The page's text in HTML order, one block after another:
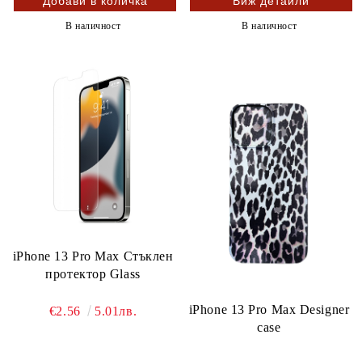
В наличност В наличност
iPhone 13 Pro Max Стъклен
протектор Glass
€2.56 5.01лв.
iPhone 13 Pro Max Designer
case